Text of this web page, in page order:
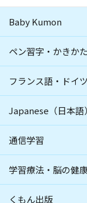
Baby Kumon
ペン習字・かきか
フランス語・ドイ
Japanese（日本語）
通信学習
学習療法・脳の健
くもん出版